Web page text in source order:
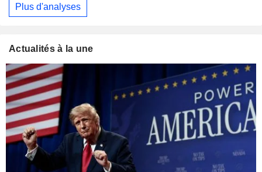
Plus d'analyses
Actualités à la une